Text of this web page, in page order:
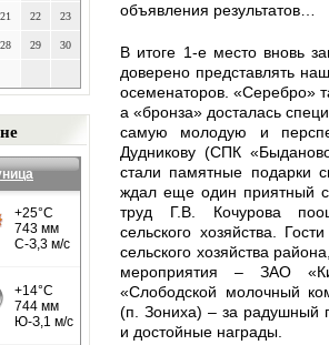
21 22 23
28 29 30
объявления результатов…
В итоге 1-е место вновь
доверено представлять
осеменаторов. «Серебро»
а «бронза» досталась
самую молодую и
Дудникову (СПК
стали памятные подарки
ждал еще один приятный
труд Г.В. Кочурова
сельского хозяйства.
сельского хозяйства
мероприятия – ЗАО
«Слободской молочный
(п. Зониха) – за радушный
и достойные награды.